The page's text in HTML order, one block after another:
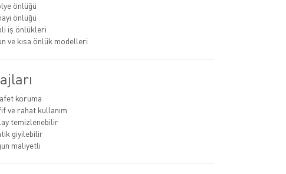
önlüğü
önlüğü
iş önlükleri
ve kısa önlük modelleri
koruma
ve rahat kullanım
temizlenebilir
giyilebilir
maliyetli